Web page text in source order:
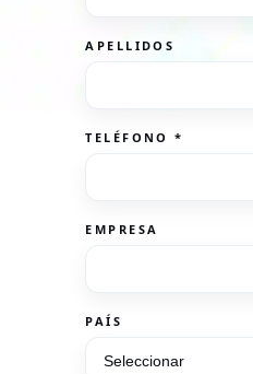
APELLIDOS
TELÉFONO*
EMPRESA
PAÍS